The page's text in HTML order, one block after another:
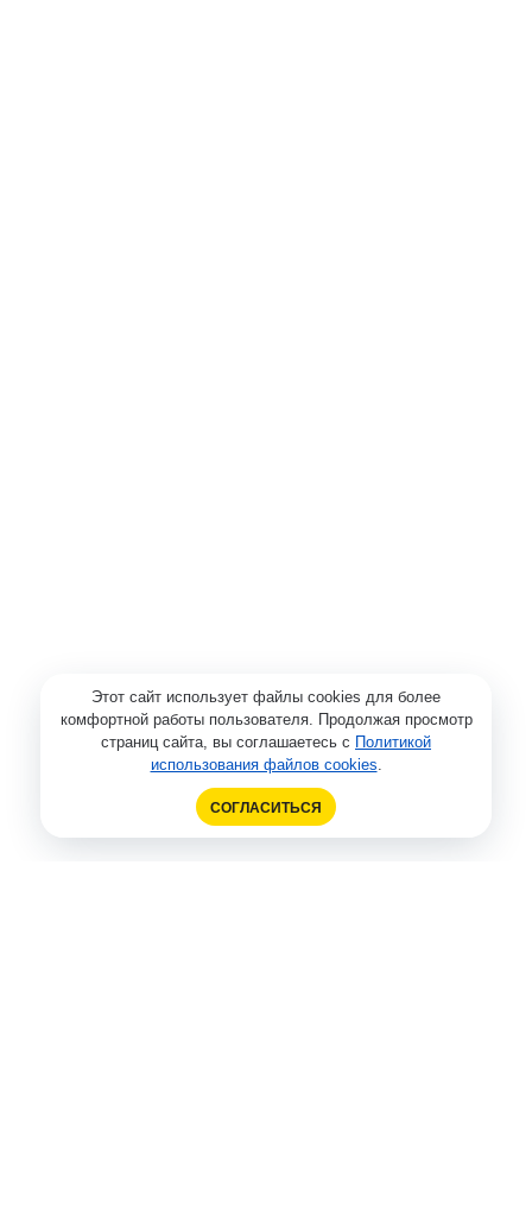
Этот сайт использует файлы cookies для более
комфортной работы пользователя. Продолжая просмотр
страниц сайта, вы соглашаетесь с Политикой
использования файлов cookies.
СОГЛАСИТЬСЯ